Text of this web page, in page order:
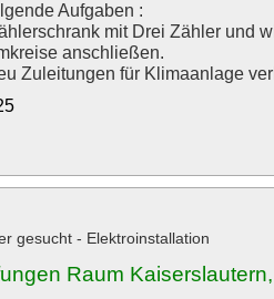
Aufgaben :
mit Drei Zähler und
anschließen.
Zuleitungen für Klimaanlage
gesucht - Elektroinstallation
Raum